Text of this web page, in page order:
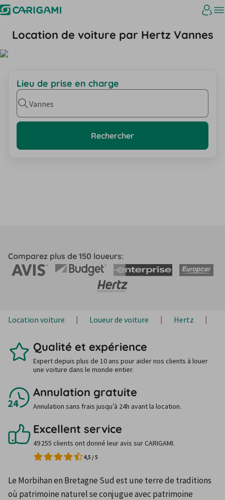
Location de voiture par Hertz Vannes
Lieu de prise en charge
Vannes
Rechercher
Comparez plus de 150 loueurs:
Location voiture Loueur de voiture Hertz
Qualité et expérience
Expert depuis plus de 10 ans pour aider nos clients à louer
une voiture dans le monde entier.
Annulation gratuite
Annulation sans frais jusqu’à 24h avant la location.
Excellent service
49 255 clients ont donné leur avis sur CARIGAMI.
4,5 /5
Le Morbihan en Bretagne Sud est une terre de traditions
où patrimoine naturel se conjugue avec patrimoine